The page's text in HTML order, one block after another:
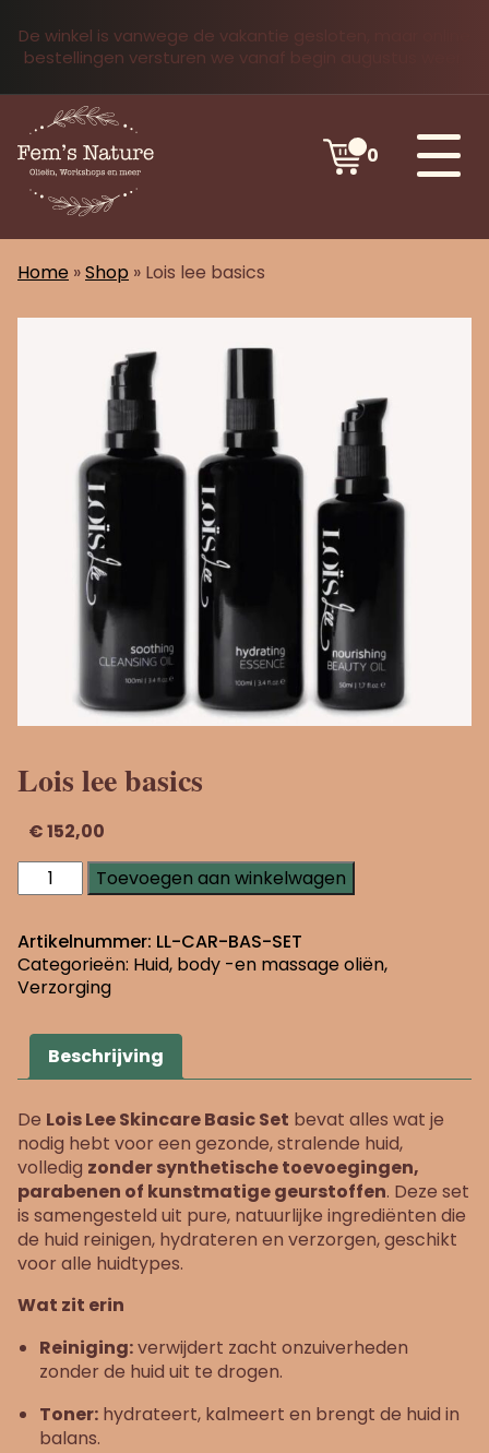
De winkel is vanwege de vakantie gesloten, maar online
bestellingen versturen we vanaf begin augustus weer.
0
Home »Shop » Lois lee basics
Lois lee basics
€152,00
lee
aantal
Toevoegen aan winkelwagen
Artikelnummer: LL-CAR-BAS-SET
Categorieën: Huid, body -en massage oliën,
Verzorging
Beschrijving
De Lois Lee Skincare Basic Set bevat alles wat je
nodig hebt voor een gezonde, stralende huid,
volledig zonder synthetische toevoegingen,
parabenen of kunstmatige geurstoffen. Deze set
is samengesteld uit pure, natuurlijke ingrediënten die
de huid reinigen, hydrateren en verzorgen, geschikt
voor alle huidtypes.
Wat zit erin
Reiniging:verwijdert zacht onzuiverheden
zonder de huid uit te drogen.
Toner: hydrateert, kalmeert en brengt de huid in
balans.